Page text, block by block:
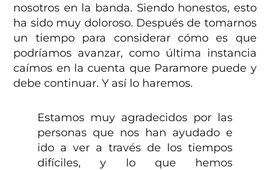
nosotros en la banda. Siendo honestos, esto
ha sido muy doloroso. Después de tomarnos
un tiempo para considerar cómo es que
podríamos avanzar, como última instancia
caímos en la cuenta que Paramore puede y
debe continuar. Y así lo haremos.
Estamos muy agradecidos por las
personas que nos han ayudado e
ido a ver a través de los tiempos
difíciles, y lo que hemos